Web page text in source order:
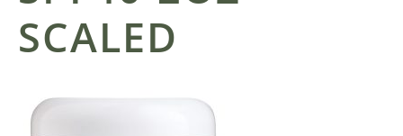
SCALED